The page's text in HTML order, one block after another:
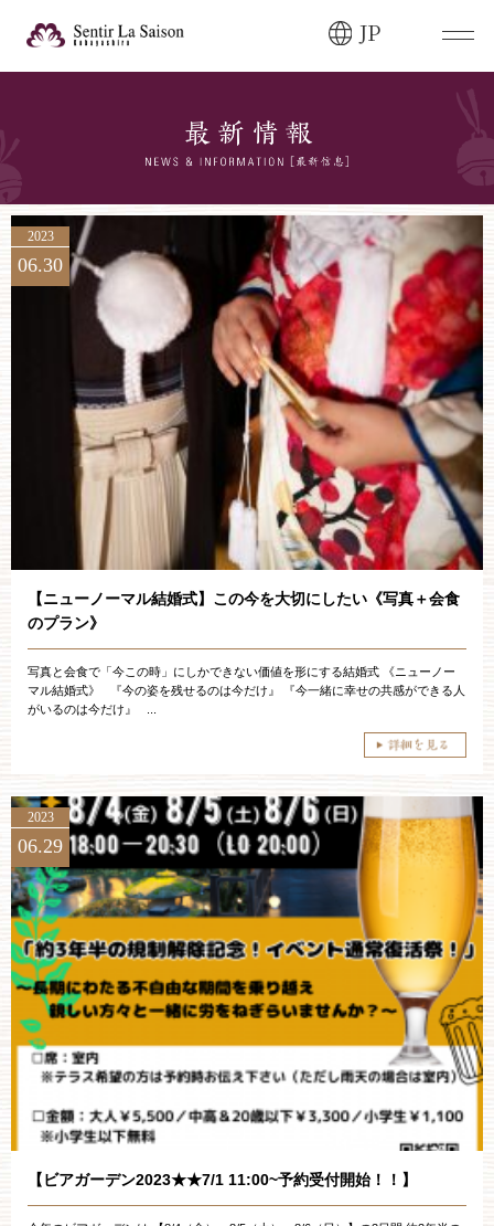
JP
0120-166-088
ご成約済み・ ご列席のお客様
その他のお問い合わせ
0258-66-3155
11:00～19:00（火、水曜定休）
ブライダルフェア
見学予約
資料請求
小林楼の結婚式
おもてなし
お客様とのご縁
お約束 フォトギャラリー
レストラン＆パーティー
特集
最新情報
アクセス
2023
06.30
【ニューノーマル結婚式】この今を大切にしたい《写真＋会食
のプラン》
写真と会食で「今この時」にしかできない価値を形にする結婚式 《ニューノー
マル結婚式》 『今の姿を残せるのは今だけ』 『今一緒に幸せの共感ができる人
がいるのは今だけ』 ...
2023
06.29
【ビアガーデン2023★★7/1 11:00~予約受付開始！！】